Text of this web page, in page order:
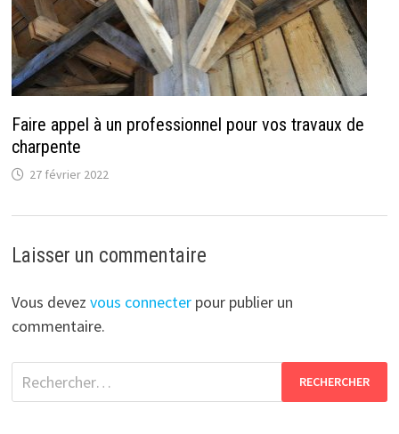
Faire appel à un professionnel pour vos travaux de
charpente
27 février 2022
Laisser un commentaire
Vous devez vous connecterpour publier un
commentaire.
Rechercher :